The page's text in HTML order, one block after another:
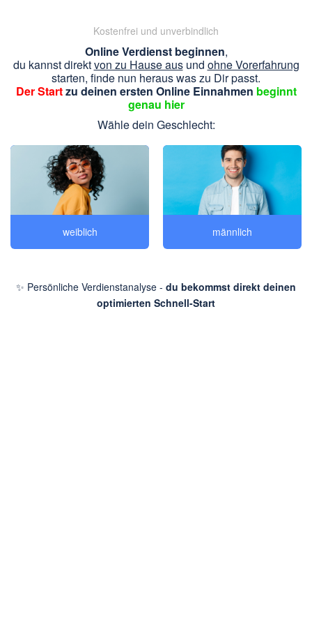
Kostenfrei und unverbindlich
Online Verdienst beginnen,
du kannst direktvon zu Hause ausund ohne Vorerfahrung
starten, finde nun heraus was zu Dir passt.
Der Startzu deinen ersten Online Einnahmen beginnt
genau hier
Wähle dein Geschlecht:
weiblich männlich
✨ Persönliche Verdienstanalyse - du bekommst direkt deinen
optimierten Schnell-Start